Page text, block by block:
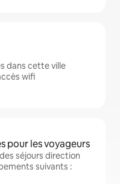
dans cette ville
wifi
pour les voyageurs
séjours direction
suivants :